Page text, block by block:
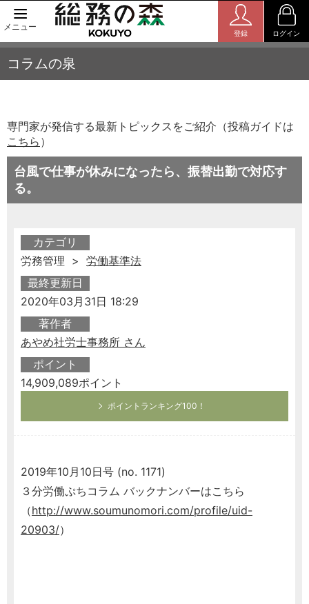
メニュー
登録 ログイン
コラムの泉
専門家が発信する最新トピックスをご紹介（投稿ガイドは
こちら ）
台風で仕事が休みになったら、振替出勤で対応す
る。
カテゴリ
労務管理 > 労働基準法
最終更新日
2020年03月31日 18:29
著作者
あやめ社労士事務所 さん
ポイント
14,909,089ポイント
ポイントランキング100！
2019年10月10日号 (no. 1171)
３分労働ぷちコラム バックナンバーはこちら
（http://www.soumunomori.com/profile/uid-
20903/）